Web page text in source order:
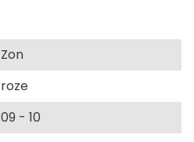
Zon
roze
09
10